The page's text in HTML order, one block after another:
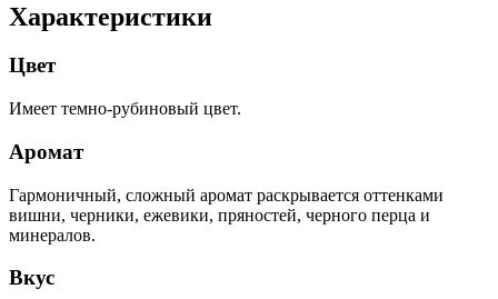
Характеристики
Цвет
Имеет темно-рубиновый цвет.
Аромат
Гармоничный, сложный аромат раскрывается оттенками
вишни, черники, ежевики, пряностей, черного перца и
минералов.
Вкус